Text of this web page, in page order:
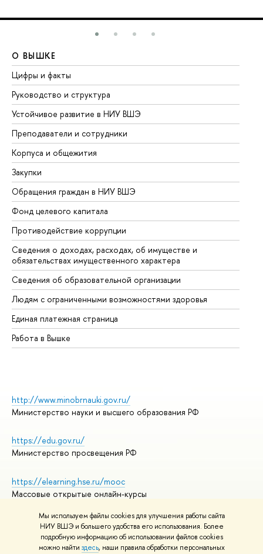
Мы используем файлы cookies для улучшения работы сайта
НИУ ВШЭ и большего удобства его использования. Более
подробную информацию об использовании файлов cookies
можно найти здесь, наши правила обработки персональных
О ВЫШКЕ
Цифры и факты
Руководство и структура
Устойчивое развитие в НИУ ВШЭ
Преподаватели и сотрудники
Корпуса и общежития
Закупки
Обращения граждан в НИУ ВШЭ
Фонд целевого капитала
Противодействие коррупции
Сведения о доходах, расходах, об имуществе и
обязательствах имущественного характера
Сведения об образовательной организации
Людям с ограниченными возможностями здоровья
Единая платежная страница
Работа в Вышке
http://www.minobrnauki.gov.ru/
Министерство науки и высшего образования РФ
https://edu.gov.ru/
Министерство просвещения РФ
https://elearning.hse.ru/mooc
Массовые открытые онлайн-курсы
© НИУ ВШЭ 1993–2026
Адреса и контакты